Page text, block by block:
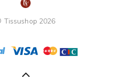
Tissushop 2026